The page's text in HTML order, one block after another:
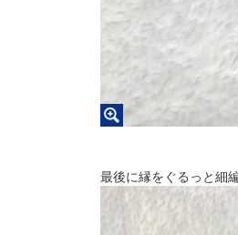
最後に縁をぐるっと細